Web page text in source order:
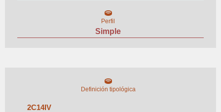
Perfil
Simple
Definición tipológica
2C14IV